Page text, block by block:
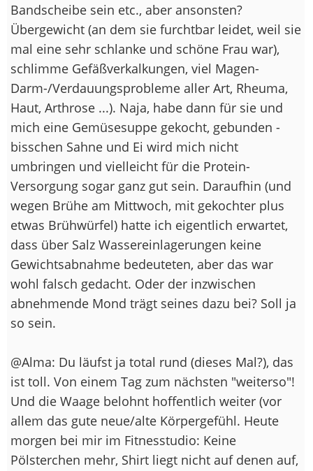
Bandscheibe sein etc., aber ansonsten?
Übergewicht (an dem sie furchtbar leidet, weil sie
mal eine sehr schlanke und schöne Frau war),
schlimme Gefäßverkalkungen, viel Magen-
Darm-/Verdauungsprobleme aller Art, Rheuma,
Haut, Arthrose ...). Naja, habe dann für sie und
mich eine Gemüsesuppe gekocht, gebunden -
bisschen Sahne und Ei wird mich nicht
umbringen und vielleicht für die Protein-
Versorgung sogar ganz gut sein. Daraufhin (und
wegen Brühe am Mittwoch, mit gekochter plus
etwas Brühwürfel) hatte ich eigentlich erwartet,
dass über Salz Wassereinlagerungen keine
Gewichtsabnahme bedeuteten, aber das war
wohl falsch gedacht. Oder der inzwischen
abnehmende Mond trägt seines dazu bei? Soll ja
so sein.
@Alma: Du läufst ja total rund (dieses Mal?), das
ist toll. Von einem Tag zum nächsten "weiterso"!
Und die Waage belohnt hoffentlich weiter (vor
allem das gute neue/alte Körpergefühl. Heute
morgen bei mir im Fitnesstudio: Keine
Pölsterchen mehr, Shirt liegt nicht auf denen auf,